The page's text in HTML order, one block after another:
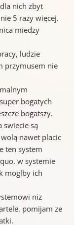
nich zbyt
5 razy więcej.
miedzy
ludzie
przymusem nie
bogatych
bogatszy.
swiecie są
nawet placic
ten system
w systemie
moglby ich
niz
pomijam ze